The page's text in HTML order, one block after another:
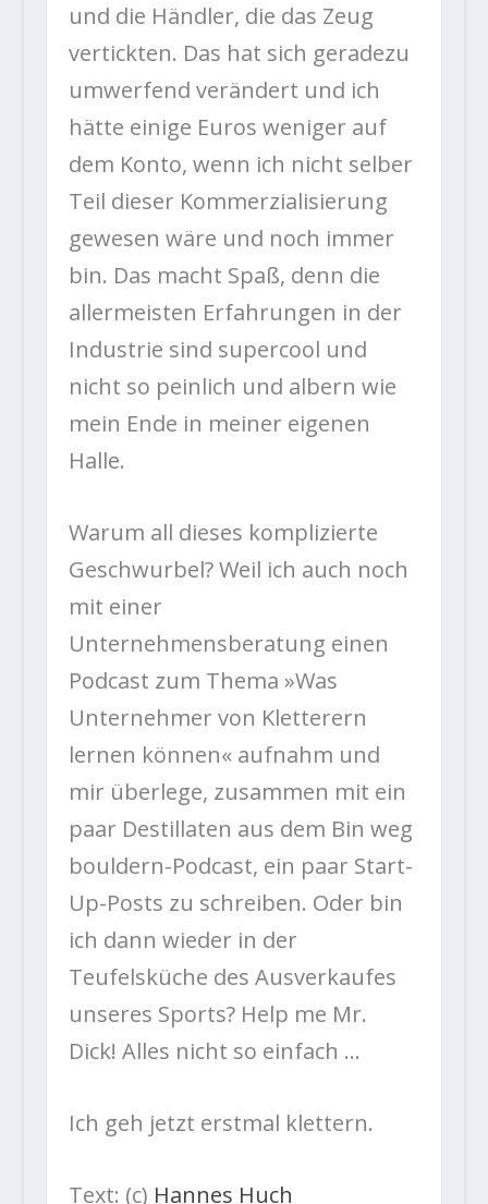
und die Händler, die das Zeug
vertickten. Das hat sich geradezu
umwerfend verändert und ich
hätte einige Euros weniger auf
dem Konto, wenn ich nicht selber
Teil dieser Kommerzialisierung
gewesen wäre und noch immer
bin. Das macht Spaß, denn die
allermeisten Erfahrungen in der
Industrie sind supercool und
nicht so peinlich und albern wie
mein Ende in meiner eigenen
Halle.
Warum all dieses komplizierte
Geschwurbel? Weil ich auch noch
mit einer
Unternehmensberatung einen
Podcast zum Thema »Was
Unternehmer von Kletterern
lernen können« aufnahm und
mir überlege, zusammen mit ein
paar Destillaten aus dem Bin weg
bouldern-Podcast, ein paar Start-
Up-Posts zu schreiben. Oder bin
ich dann wieder in der
Teufelsküche des Ausverkaufes
unseres Sports? Help me Mr.
Dick! Alles nicht so einfach …
Ich geh jetzt erstmal klettern.
Text: (c) Hannes Huch